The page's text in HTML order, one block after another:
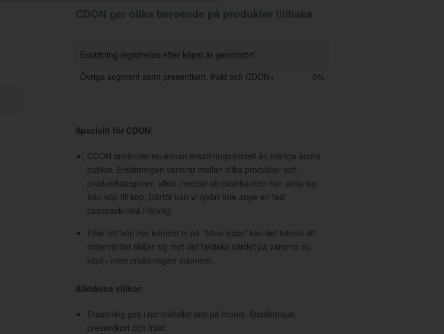
CDON ger olika beroende på produkter tillbaka
Ersättning registreras efter köpet är genomfört
Övriga segment samt presentkort, frakt och CDON+
0%
Speciellt för CDON:
CDON använder en annan ersättningsmodell än många andra
butiker. Ersättningen varierar mellan olika produkter och
produktkategorier, vilket innebär att cashbacken kan skilja sig
från köp till köp. Därför kan vi tyvärr inte ange en fast
cashback-nivå i förväg.
Efter ditt köp har kommit in på "Mina sidor" kan det hända att
ordervärdet skiljer sig mot det faktiska värdet på varorna du
köpt - men ersättningen stämmer.
Allmänna villkor:
Ersättning ges i normalfallet inte på moms, försäkringar,
presentkort och frakt.